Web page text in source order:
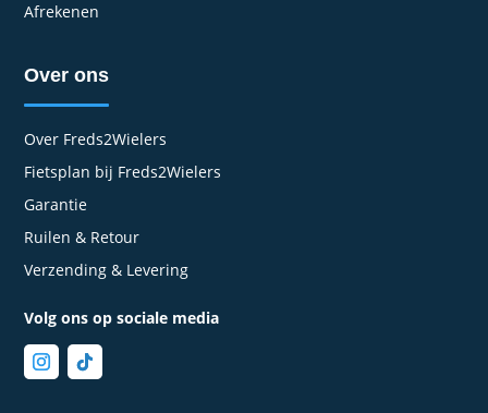
Afrekenen
Over ons
Over Freds2Wielers
Fietsplan bij Freds2Wielers
Garantie
Ruilen & Retour
Verzending & Levering
Volg ons op sociale media